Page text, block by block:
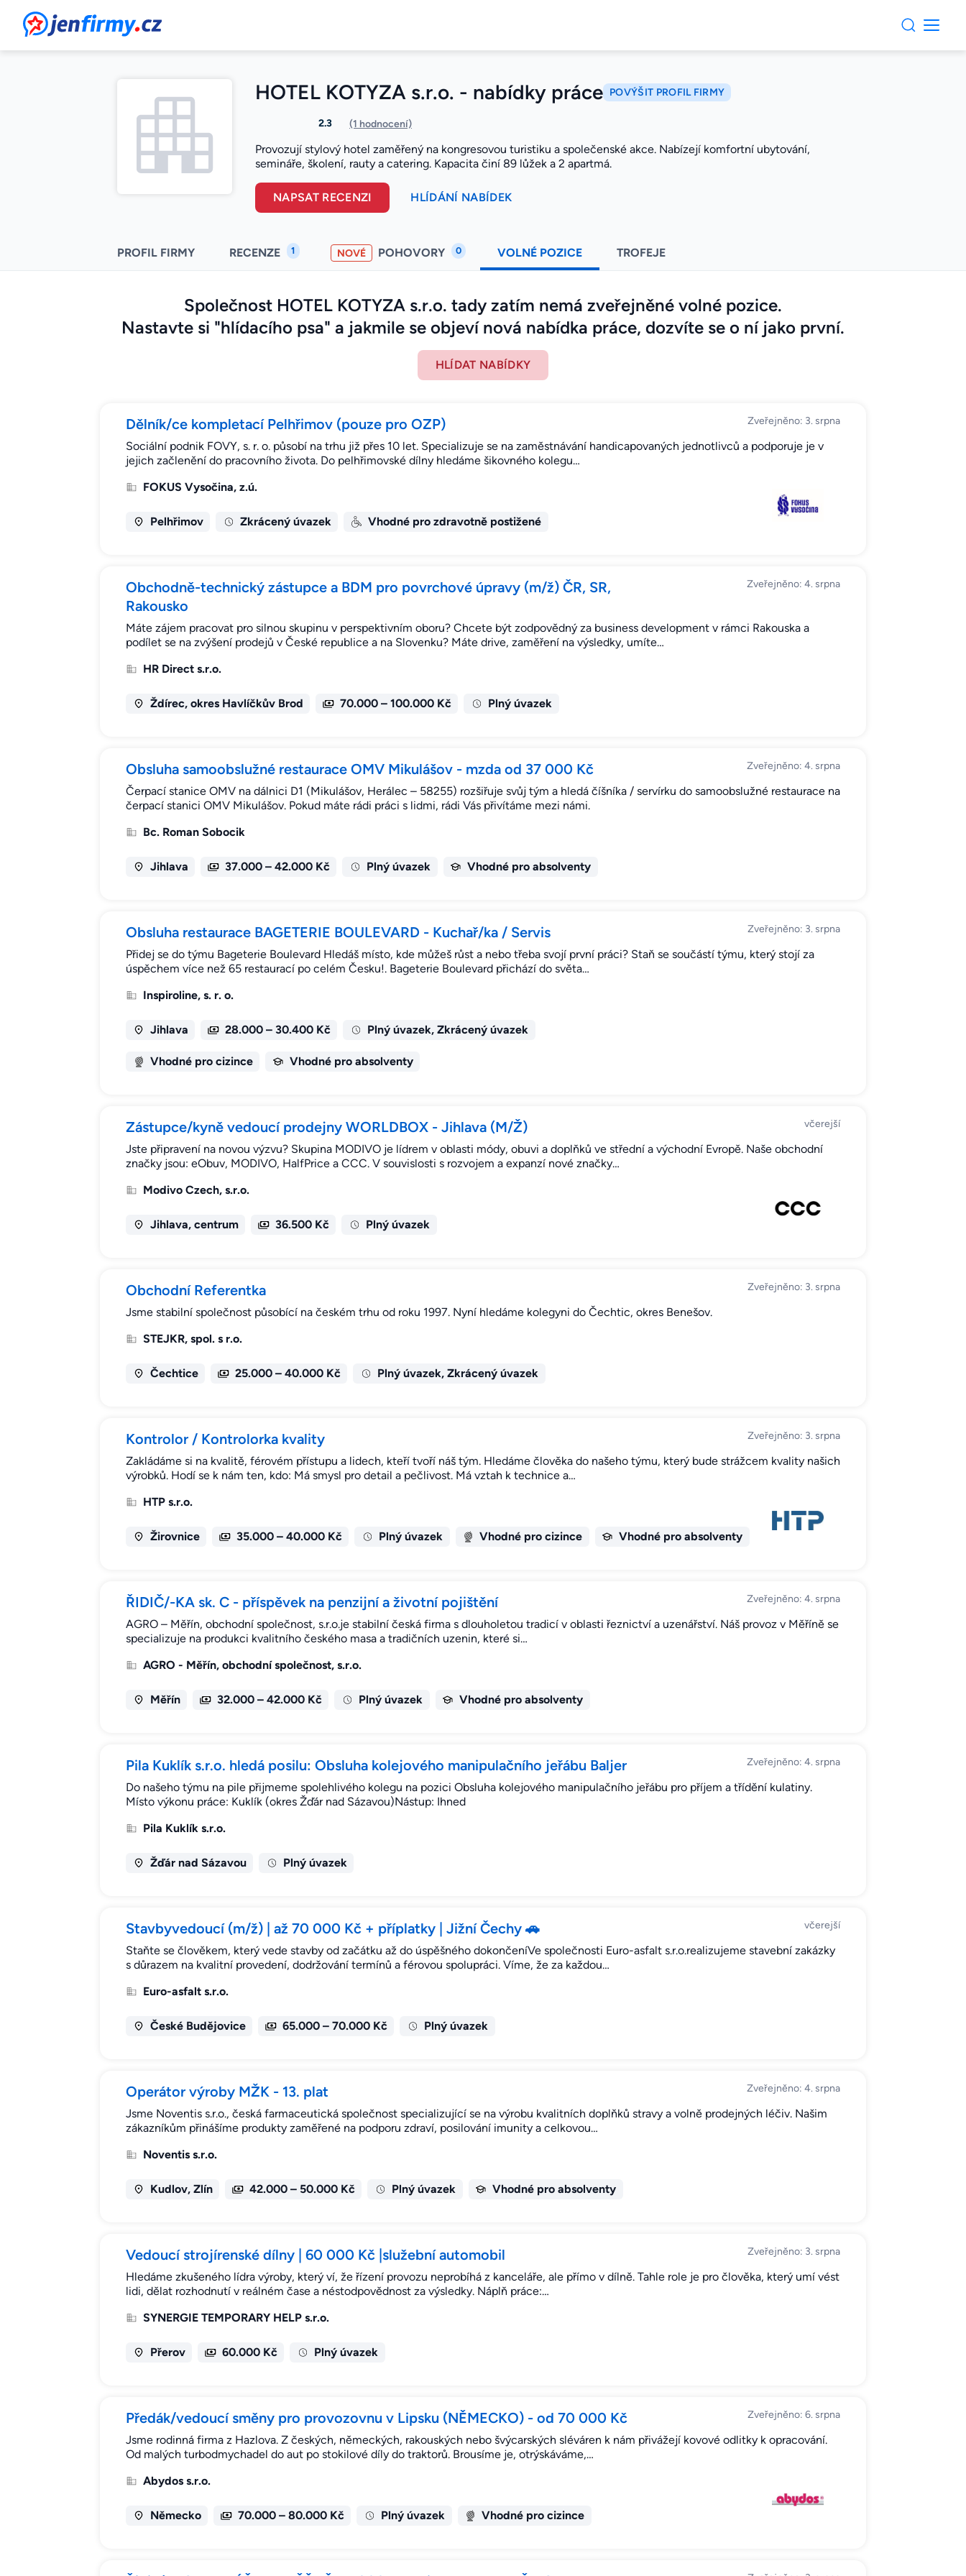
JenFirmy.cz
HOTEL KOTYZA s.r.o. - nabídky práce POVÝŠIT PROFIL FIRMY
2.3 (1 hodnocení)
Provozují stylový hotel zaměřený na kongresovou turistiku a společenské akce. Nabízejí komfortní ubytování,
semináře, školení, rauty a catering. Kapacita činí 89 lůžek a 2 apartmá.
NAPSAT RECENZI HLÍDÁNÍ NABÍDEK
PROFIL FIRMY RECENZE 1 NOVÉ POHOVORY 0 VOLNÉ POZICE TROFEJE
Společnost HOTEL KOTYZA s.r.o. tady zatím nemá zveřejněné volné pozice.
Nastavte si "hlídacího psa" a jakmile se objeví nová nabídka práce, dozvíte se o ní jako první.
HLÍDAT NABÍDKY
Dělník/ce kompletací Pelhřimov (pouze pro OZP) Zveřejněno: 3. srpna
Sociální podnik FOVY, s. r. o. působí na trhu již přes 10 let. Specializuje se na zaměstnávání handicapovaných jednotlivců a podporuje je v
jejich začlenění do pracovního života. Do pelhřimovské dílny hledáme šikovného kolegu…
FOKUS Vysočina, z.ú.
Pelhřimov Zkrácený úvazek Vhodné pro zdravotně postižené
Obchodně-technický zástupce a BDM pro povrchové úpravy (m/ž) ČR, SR,
Rakousko
Zveřejněno: 4. srpna
Máte zájem pracovat pro silnou skupinu v perspektivním oboru? Chcete být zodpovědný za business development v rámci Rakouska a
podílet se na zvýšení prodejů v České republice a na Slovenku? Máte drive, zaměření na výsledky, umíte…
HR Direct s.r.o.
Ždírec, okres Havlíčkův Brod 70.000 – 100.000 Kč Plný úvazek
Obsluha samoobslužné restaurace OMV Mikulášov - mzda od 37 000 Kč Zveřejněno: 4. srpna
Čerpací stanice OMV na dálnici D1 (Mikulášov, Herálec – 58255) rozšiřuje svůj tým a hledá číšníka / servírku do samoobslužné restaurace na
čerpací stanici OMV Mikulášov. Pokud máte rádi práci s lidmi, rádi Vás přivítáme mezi námi.
Bc. Roman Sobocik
Jihlava 37.000 – 42.000 Kč Plný úvazek Vhodné pro absolventy
Obsluha restaurace BAGETERIE BOULEVARD - Kuchař/ka / Servis Zveřejněno: 3. srpna
Přidej se do týmu Bageterie Boulevard Hledáš místo, kde můžeš růst a nebo třeba svojí první práci? Staň se součástí týmu, který stojí za
úspěchem více než 65 restaurací po celém Česku!. Bageterie Boulevard přichází do světa…
Inspiroline, s. r. o.
Jihlava 28.000 – 30.400 Kč Plný úvazek, Zkrácený úvazek
Vhodné pro cizince Vhodné pro absolventy
Zástupce/kyně vedoucí prodejny WORLDBOX - Jihlava (M/Ž) včerejší
Jste připravení na novou výzvu? Skupina MODIVO je lídrem v oblasti módy, obuvi a doplňků ve střední a východní Evropě. Naše obchodní
značky jsou: eObuv, MODIVO, HalfPrice a CCC. V souvislosti s rozvojem a expanzí nové značky…
Modivo Czech, s.r.o.
Jihlava, centrum 36.500 Kč Plný úvazek
Obchodní Referentka Zveřejněno: 3. srpna
Jsme stabilní společnost působící na českém trhu od roku 1997. Nyní hledáme kolegyni do Čechtic, okres Benešov.
STEJKR, spol. s r.o.
Čechtice 25.000 – 40.000 Kč Plný úvazek, Zkrácený úvazek
Kontrolor / Kontrolorka kvality Zveřejněno: 3. srpna
Zakládáme si na kvalitě, férovém přístupu a lidech, kteří tvoří náš tým. Hledáme člověka do našeho týmu, který bude strážcem kvality našich
výrobků. Hodí se k nám ten, kdo: Má smysl pro detail a pečlivost. Má vztah k technice a…
HTP s.r.o.
Žirovnice 35.000 – 40.000 Kč Plný úvazek Vhodné pro cizince Vhodné pro absolventy
ŘIDIČ/-KA sk. C - příspěvek na penzijní a životní pojištění Zveřejněno: 4. srpna
AGRO – Měřín, obchodní společnost, s.r.o.je stabilní česká firma s dlouholetou tradicí v oblasti řeznictví a uzenářství. Náš provoz v Měříně se
specializuje na produkci kvalitního českého masa a tradičních uzenin, které si…
AGRO - Měřín, obchodní společnost, s.r.o.
Měřín 32.000 – 42.000 Kč Plný úvazek Vhodné pro absolventy
Pila Kuklík s.r.o. hledá posilu: Obsluha kolejového manipulačního jeřábu Baljer Zveřejněno: 4. srpna
Do našeho týmu na pile přijmeme spolehlivého kolegu na pozici Obsluha kolejového manipulačního jeřábu pro příjem a třídění kulatiny.
Místo výkonu práce: Kuklík (okres Žďár nad Sázavou)Nástup: Ihned
Pila Kuklík s.r.o.
Žďár nad Sázavou Plný úvazek
Stavbyvedoucí (m/ž) | až 70 000 Kč + příplatky | Jižní Čechy 🚗 včerejší
Staňte se člověkem, který vede stavby od začátku až do úspěšného dokončeníVe společnosti Euro-asfalt s.r.o.realizujeme stavební zakázky
s důrazem na kvalitní provedení, dodržování termínů a férovou spolupráci. Víme, že za každou…
Euro-asfalt s.r.o.
České Budějovice 65.000 – 70.000 Kč Plný úvazek
Operátor výroby MŽK - 13. plat Zveřejněno: 4. srpna
Jsme Noventis s.r.o., česká farmaceutická společnost specializující se na výrobu kvalitních doplňků stravy a volně prodejných léčiv. Našim
zákazníkům přinášíme produkty zaměřené na podporu zdraví, posilování imunity a celkovou…
Noventis s.r.o.
Kudlov, Zlín 42.000 – 50.000 Kč Plný úvazek Vhodné pro absolventy
Vedoucí strojírenské dílny | 60 000 Kč |služební automobil Zveřejněno: 3. srpna
Hledáme zkušeného lídra výroby, který ví, že řízení provozu neprobíhá z kanceláře, ale přímo v dílně. Tahle role je pro člověka, který umí vést
lidi, dělat rozhodnutí v reálném čase a néstodpovědnost za výsledky. Náplň práce:…
SYNERGIE TEMPORARY HELP s.r.o.
Přerov 60.000 Kč Plný úvazek
Předák/vedoucí směny pro provozovnu v Lipsku (NĚMECKO) - od 70 000 Kč Zveřejněno: 6. srpna
Jsme rodinná firma z Hazlova. Z českých, německých, rakouských nebo švýcarských sléváren k nám přivážejí kovové odlitky k opracování.
Od malých turbodmychadel do aut po stokilové díly do traktorů. Brousíme je, otrýskáváme,…
Abydos s.r.o.
Německo 70.000 – 80.000 Kč Plný úvazek Vhodné pro cizince